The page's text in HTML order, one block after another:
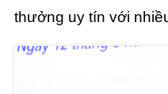
thưởng uy tín với